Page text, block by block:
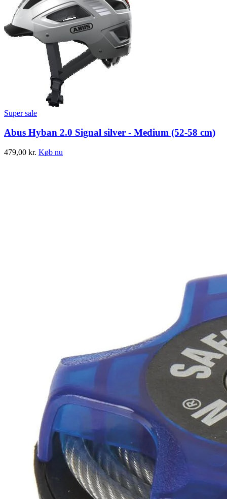
Super sale
Abus Hyban 2.0 Signal silver - Medium (52-58 cm)
479,00 kr. Køb nu